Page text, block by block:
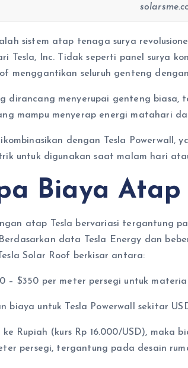
sistem atap tenaga surya
Tesla, Inc. Tidak seperti panel surya
menggantikan seluruh genteng
dirancang menyerupai genteng biasa,
mampu menyerap energi matahari
dengan Tesla Powerwall,
untuk digunakan saat malam hari
Biaya Atap
atap Tesla bervariasi tergantung
data Tesla Energy dan
Solar Roof berkisar antara:
– $350 per meter persegi untuk
biaya untuk Tesla Powerwall sekitar
ke Rupiah (kurs Rp 16.000/USD),
persegi, tergantung pada desain